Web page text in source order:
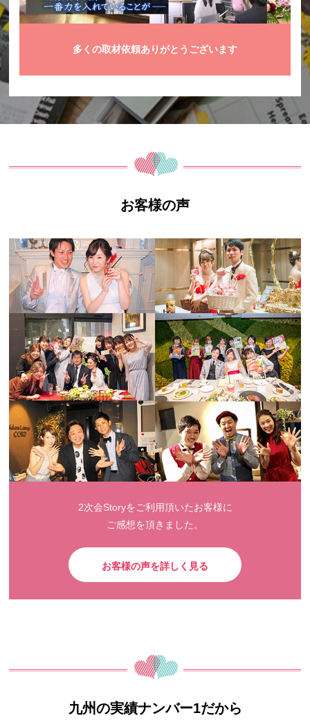
多くの取材依頼ありがとうございます
お客様の声
2次会Storyをご利用頂いたお客様に
ご感想を頂きました。
お客様の声を詳しく見る
九州の実績ナンバー1だから